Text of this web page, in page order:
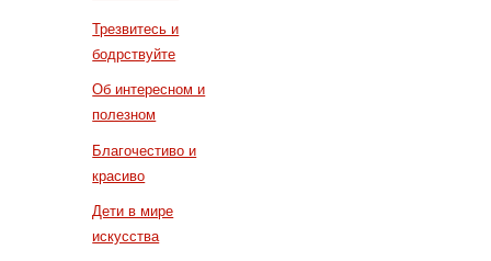
Трезвитесь и
бодрствуйте
Об интересном и
полезном
Благочестиво и
красиво
Дети в мире
искусства